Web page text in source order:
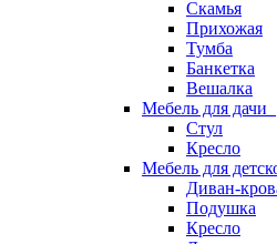
Скамья
Прихожая
Тумба
Банкетка
Вешалка
Мебель для дачи
Стул
Кресло
Мебель для
Диван-
Подушка
Кресло